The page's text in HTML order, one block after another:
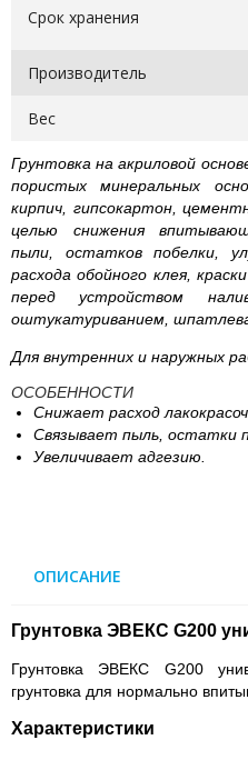
Срок хранения
Производитель
Вес
Грунтовка на акриловой
пористых минеральных
кирпич, гипсокартон,
целью снижения
пыли, остатков побелки,
расхода обойного клея,
перед устройством
оштукатуриванием,
Для внутренних и наружных
ОСОБЕННОСТИ
Снижает расход
Связывает пыль, остатки
Увеличивает адгезию.
ОПИСАНИЕ
Грунтовка ЭВЕКС G200
Грунтовка ЭВЕКС G200
грунтовка для нормально
Характеристики